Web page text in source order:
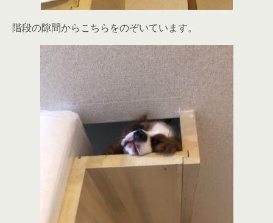
階段の隙間からこちらをのぞいています。